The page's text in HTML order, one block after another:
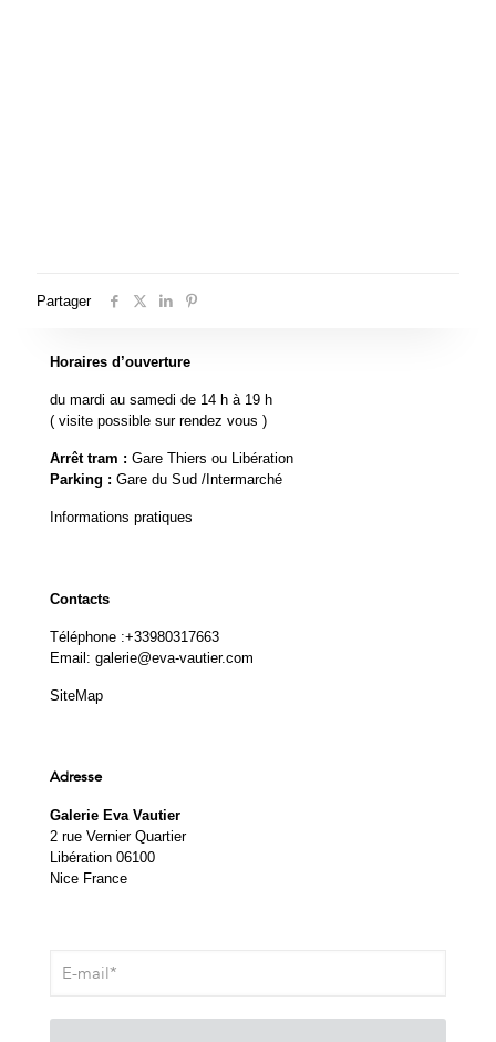
Partager
Horaires d’ouverture
du mardi au samedi de 14 h à 19 h
( visite possible sur rendez vous )
Arrêt tram : Gare Thiers ou Libération
Parking : Gare du Sud /Intermarché
Informations pratiques
Contacts
Téléphone :+33980317663
Email: galerie@eva-vautier.com
SiteMap
Adresse
Galerie Eva Vautier
2 rue Vernier Quartier
Libération 06100
Nice France